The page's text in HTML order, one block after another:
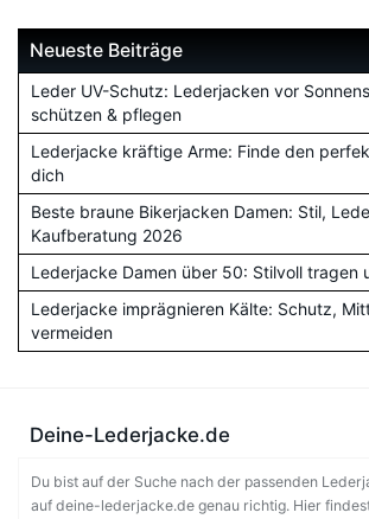
Neueste Beiträge
Leder UV-Schutz: Lederjacken vor
schützen & pflegen
Lederjacke kräftige Arme: Finde den
dich
Beste braune Bikerjacken Damen: Stil,
Kaufberatung 2026
Lederjacke Damen über 50: Stilvoll tragen
Lederjacke imprägnieren Kälte: Schutz,
vermeiden
Deine-Lederjacke.de
Du bist auf der Suche nach der passenden
auf deine-lederjacke.de genau richtig. Hier